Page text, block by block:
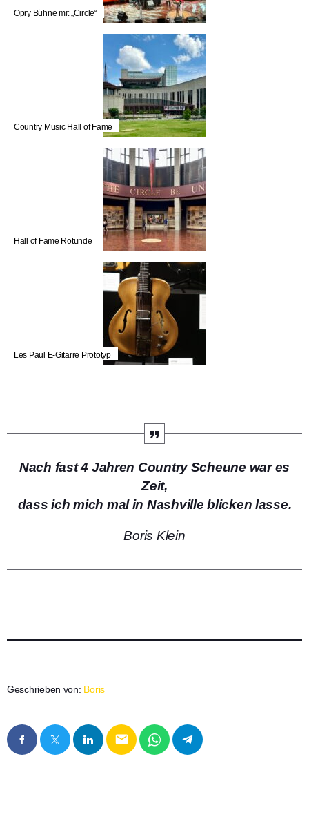
Opry Bühne mit „Circle“
Country Music Hall of Fame
Hall of Fame Rotunde
Les Paul E-Gitarre Prototyp
Nach fast 4 Jahren Country Scheune war es
Zeit,
dass ich mich mal in Nashville blicken lasse.
Boris Klein
Geschrieben von: Boris
email